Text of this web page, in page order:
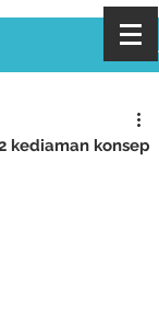
kediaman konsep